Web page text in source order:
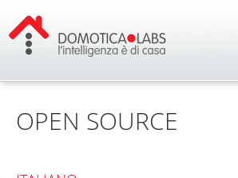
OPEN SOURCE